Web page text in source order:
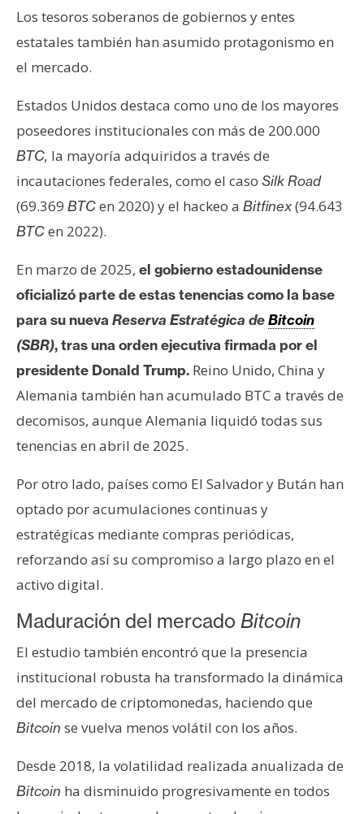
Los tesoros soberanos de gobiernos y entes
estatales también han asumido protagonismo en
el mercado.
Estados Unidos destaca como uno de los mayores
poseedores institucionales con más de 200.000
BTC, la mayoría adquiridos a través de
incautaciones federales, como el caso Silk Road
(69.369 BTCen 2020) y el hackeo a Bitfinex(94.643
BTCen 2022).
En marzo de 2025, el gobierno estadounidense
oficializó parte de estas tenencias como la base
para su nueva Reserva Estratégica deBitcoin
(SBR), tras una orden ejecutiva firmada por el
presidente Donald Trump. Reino Unido, China y
Alemania también han acumulado BTC a través de
decomisos, aunque Alemania liquidó todas sus
tenencias en abril de 2025.
Por otro lado, países como El Salvador y Bután han
optado por acumulaciones continuas y
estratégicas mediante compras periódicas,
reforzando así su compromiso a largo plazo en el
activo digital.
Maduración del mercado Bitcoin
El estudio también encontró que la presencia
institucional robusta ha transformado la dinámica
del mercado de criptomonedas, haciendo que
Bitcoin se vuelva menos volátil con los años.
Desde 2018, la volatilidad realizada anualizada de
Bitcoin ha disminuido progresivamente en todos